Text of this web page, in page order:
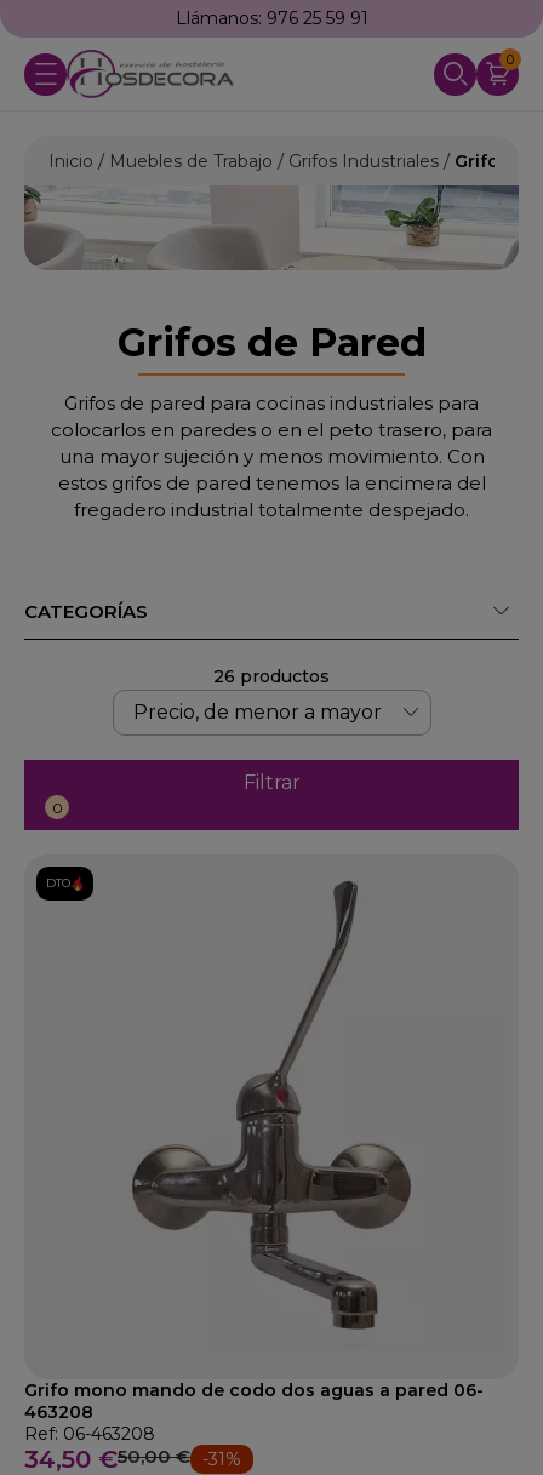
Llámanos: 976 25 59 91
0
Inicio Muebles de Trabajo Grifos Industriales Grifos de
Grifos de Pared
Grifos de pared para cocinas industriales para
colocarlos en paredes o en el peto trasero, para
una mayor sujeción y menos movimiento. Con
estos grifos de pared tenemos la encimera del
fregadero industrial totalmente despejado.
CATEGORÍAS
26 productos
Filtrar
0
DTO.
Grifo mono mando de codo dos aguas a pared 06-
463208
Ref: 06-463208
34,50 €50,00 € -31%